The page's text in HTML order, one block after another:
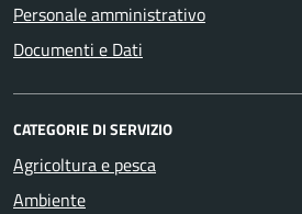
Personale amministrativo
Documenti e Dati
CATEGORIE DI SERVIZIO
Agricoltura e pesca
Ambiente